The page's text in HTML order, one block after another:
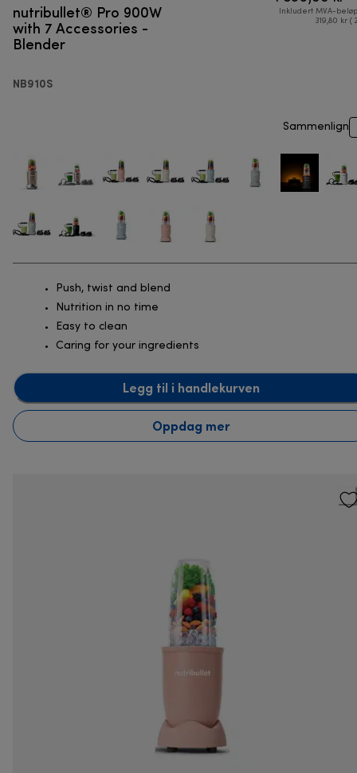
nutribullet® Pro 900W
with 7 Accessories -
Blender
NB910S
Inkludert MVA-
319,80 kr (
Sammenlign
Push, twist and blend
Nutrition in no time
Easy to clean
Caring for your ingredients
Legg til i handlekurven
Oppdag mer